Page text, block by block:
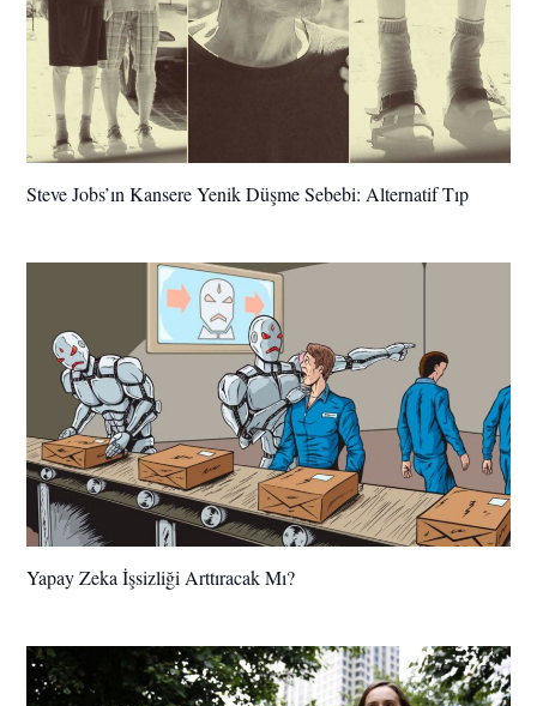
Steve Jobs’ın Kansere Yenik Düşme Sebebi: Alternatif Tıp
Yapay Zeka İşsizliği Arttıracak Mı?